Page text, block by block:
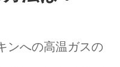
ンへの高温ガスの